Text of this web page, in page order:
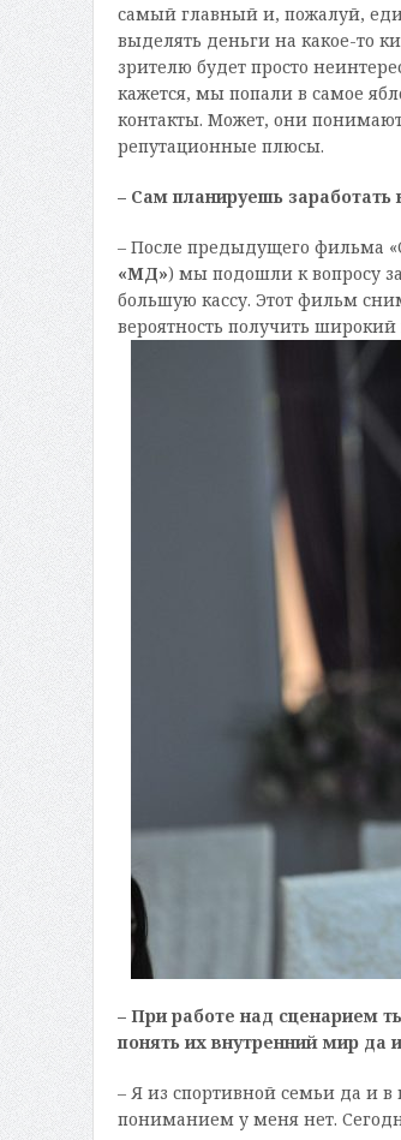
самый главный и, пожалуй,
выделять деньги на какое-то
зрителю будет просто
кажется, мы попали в самое
контакты. Может, они
репутационные плюсы.
– Сам планируешь заработать
– После предыдущего фильма
«МД») мы подошли к вопросу
большую кассу. Этот фильм
вероятность получить
– При работе над сценарием
понять их внутренний мир
– Я из спортивной семьи да и
пониманием у меня нет.